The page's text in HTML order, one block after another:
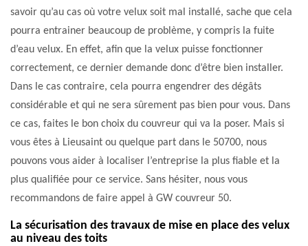
savoir qu’au cas où votre velux soit mal installé, sache que cela
pourra entrainer beaucoup de problème, y compris la fuite
d’eau velux. En effet, afin que la velux puisse fonctionner
correctement, ce dernier demande donc d’être bien installer.
Dans le cas contraire, cela pourra engendrer des dégâts
considérable et qui ne sera sûrement pas bien pour vous. Dans
ce cas, faites le bon choix du couvreur qui va la poser. Mais si
vous êtes à Lieusaint ou quelque part dans le 50700, nous
pouvons vous aider à localiser l’entreprise la plus fiable et la
plus qualifiée pour ce service. Sans hésiter, nous vous
recommandons de faire appel à GW couvreur 50.
La sécurisation des travaux de mise en place des velux
au niveau des toits